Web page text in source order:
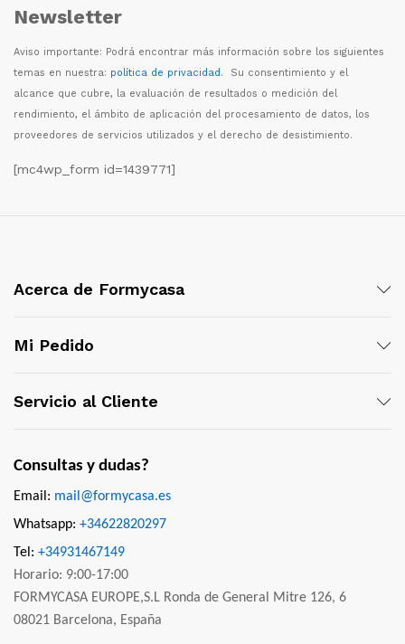
Newsletter
Aviso importante: Podrá encontrar más información sobre los siguientes
temas en nuestra: política de privacidad. Su consentimiento y el
alcance que cubre, la evaluación de resultados o medición del
rendimiento, el ámbito de aplicación del procesamiento de datos, los
proveedores de servicios utilizados y el derecho de desistimiento.
[mc4wp_form id=1439771]
Acerca de Formycasa
Mi Pedido
Servicio al Cliente
Consultas y dudas?
Email: mail@formycasa.es
Whatsapp: +34622820297
Tel: +34931467149
Horario: 9:00-17:00
FORMYCASA EUROPE,S.L Ronda de General Mitre 126, 6
08021 Barcelona, España